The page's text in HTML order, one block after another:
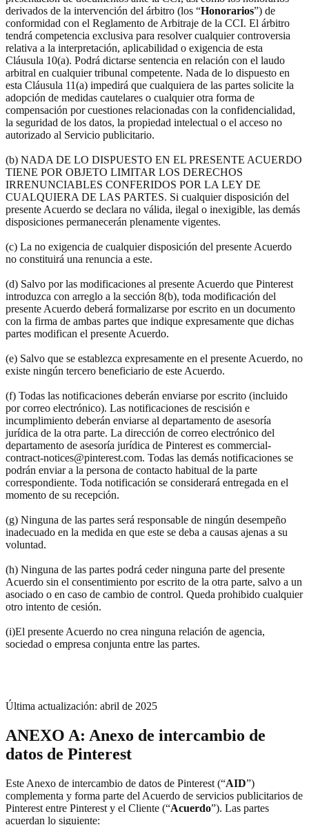
derivados de la intervención del árbitro (los “Honorarios”) de
conformidad con el Reglamento de Arbitraje de la CCI. El árbitro
tendrá competencia exclusiva para resolver cualquier controversia
relativa a la interpretación, aplicabilidad o exigencia de esta
Cláusula 10(a). Podrá dictarse sentencia en relación con el laudo
arbitral en cualquier tribunal competente. Nada de lo dispuesto en
esta Cláusula 11(a) impedirá que cualquiera de las partes solicite la
adopción de medidas cautelares o cualquier otra forma de
compensación por cuestiones relacionadas con la confidencialidad,
la seguridad de los datos, la propiedad intelectual o el acceso no
autorizado al Servicio publicitario.
(b) NADA DE LO DISPUESTO EN EL PRESENTE ACUERDO
TIENE POR OBJETO LIMITAR LOS DERECHOS
IRRENUNCIABLES CONFERIDOS POR LA LEY DE
CUALQUIERA DE LAS PARTES. Si cualquier disposición del
presente Acuerdo se declara no válida, ilegal o inexigible, las demás
disposiciones permanecerán plenamente vigentes.
(c) La no exigencia de cualquier disposición del presente Acuerdo
no constituirá una renuncia a este.
(d) Salvo por las modificaciones al presente Acuerdo que Pinterest
introduzca con arreglo a la sección 8(b), toda modificación del
presente Acuerdo deberá formalizarse por escrito en un documento
con la firma de ambas partes que indique expresamente que dichas
partes modifican el presente Acuerdo.
(e) Salvo que se establezca expresamente en el presente Acuerdo, no
existe ningún tercero beneficiario de este Acuerdo.
(f) Todas las notificaciones deberán enviarse por escrito (incluido
por correo electrónico). Las notificaciones de rescisión e
incumplimiento deberán enviarse al departamento de asesoría
jurídica de la otra parte. La dirección de correo electrónico del
departamento de asesoría jurídica de Pinterest es commercial-
contract-notices@pinterest.com. Todas las demás notificaciones se
podrán enviar a la persona de contacto habitual de la parte
correspondiente. Toda notificación se considerará entregada en el
momento de su recepción.
(g) Ninguna de las partes será responsable de ningún desempeño
inadecuado en la medida en que este se deba a causas ajenas a su
voluntad.
(h) Ninguna de las partes podrá ceder ninguna parte del presente
Acuerdo sin el consentimiento por escrito de la otra parte, salvo a un
asociado o en caso de cambio de control. Queda prohibido cualquier
otro intento de cesión.
(i)El presente Acuerdo no crea ninguna relación de agencia,
sociedad o empresa conjunta entre las partes.
Última actualización: abril de 2025
ANEXO A: Anexo de intercambio de
datos de Pinterest
Este Anexo de intercambio de datos de Pinterest (“AID”)
complementa y forma parte del Acuerdo de servicios publicitarios de
Pinterest entre Pinterest y el Cliente (“Acuerdo”). Las partes
acuerdan lo siguiente: